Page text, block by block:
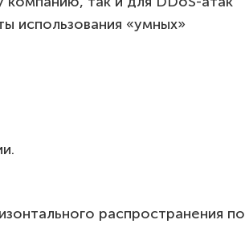
использования «умных»
распространения по